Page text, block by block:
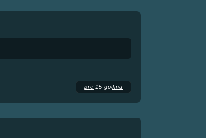
pre 15 godina